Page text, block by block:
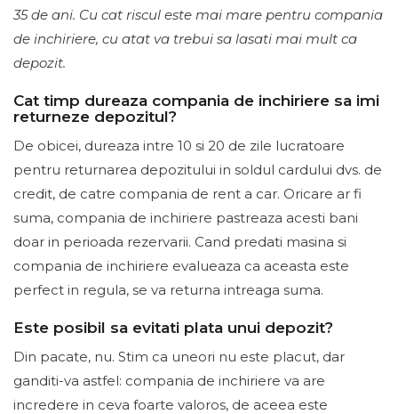
35 de ani. Cu cat riscul este mai mare pentru compania
de inchiriere, cu atat va trebui sa lasati mai mult ca
depozit.
Cat timp dureaza compania de inchiriere sa imi
returneze depozitul?
De obicei, dureaza intre 10 si 20 de zile lucratoare
pentru returnarea depozitului in soldul cardului dvs. de
credit, de catre compania de rent a car. Oricare ar fi
suma, compania de inchiriere pastreaza acesti bani
doar in perioada rezervarii. Cand predati masina si
compania de inchiriere evalueaza ca aceasta este
perfect in regula, se va returna intreaga suma.
Este posibil sa evitati plata unui depozit?
Din pacate, nu. Stim ca uneori nu este placut, dar
ganditi-va astfel: compania de inchiriere va are
incredere in ceva foarte valoros, de aceea este